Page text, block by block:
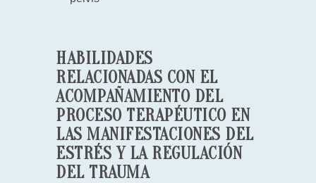
HABILIDADES
RELACIONADAS CON EL
ACOMPAÑAMIENTO DEL
PROCESO TERAPÉUTICO EN
LAS MANIFESTACIONES DEL
ESTRÉS Y LA REGULACIÓN
DEL TRAUMA